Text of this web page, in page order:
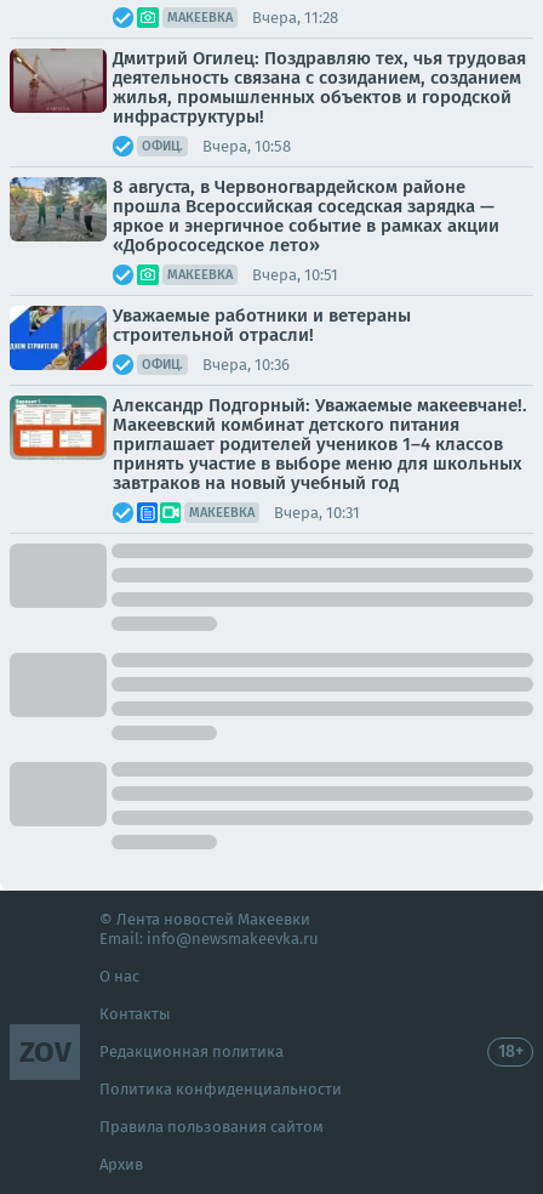
МАКЕЕВКА Вчера, 11:28
Дмитрий Огилец: Поздравляю тех, чья трудовая
деятельность связана с созиданием, созданием
жилья, промышленных объектов и городской
инфраструктуры!
ОФИЦ. Вчера, 10:58
8 августа, в Червоногвардейском районе
прошла Всероссийская соседская зарядка —
яркое и энергичное событие в рамках акции
«Добрососедское лето»
МАКЕЕВКА Вчера, 10:51
Уважаемые работники и ветераны
строительной отрасли!
ОФИЦ. Вчера, 10:36
Александр Подгорный: Уважаемые макеевчане!.
Макеевский комбинат детского питания
приглашает родителей учеников 1–4 классов
принять участие в выборе меню для школьных
завтраков на новый учебный год
МАКЕЕВКА Вчера, 10:31
ZOV
© Лента новостей Макеевки
Email: info@newsmakeevka.ru
О нас
Контакты
Редакционная политика
Политика конфиденциальности
Правила пользования сайтом
Архив
18+